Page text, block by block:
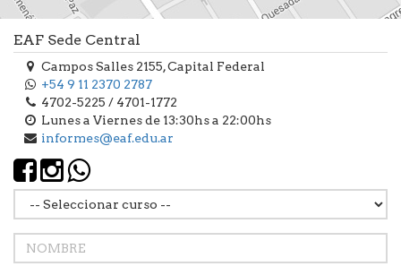
EAF Sede Central
Campos Salles 2155, Capital Federal
+54 9 11 2370 2787
4702-5225 / 4701-1772
Lunes a Viernes de 13:30hs a 22:00hs
informes@eaf.edu.ar